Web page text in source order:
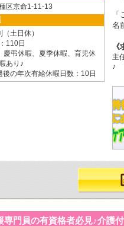
区京命1-11-13
（土日休）
110日
慶弔休暇、夏季休暇、育児休
あり♪
後の年次有給休暇日数：10日
名
主
♪
専門員の有資格者必見♪介護